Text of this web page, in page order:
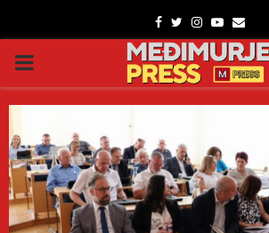
Facebook
TwitterInstagram
Youtube
Email
PRIMARY
MENU